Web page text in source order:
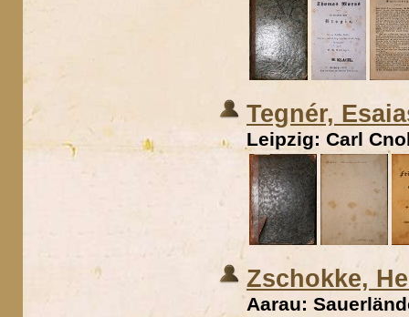
Tegnér,
Leipzig: Carl
Zschokke,
Aarau: